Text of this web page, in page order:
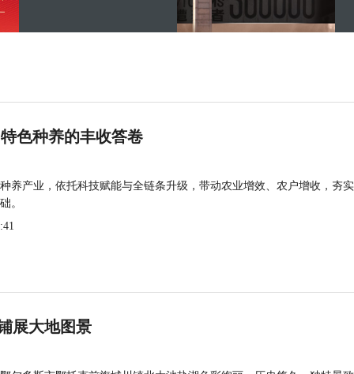
色种养的丰收答卷
养产业，依托科技赋能与全链条升级，带动农业增效、农户增收，夯
。
展大地图景